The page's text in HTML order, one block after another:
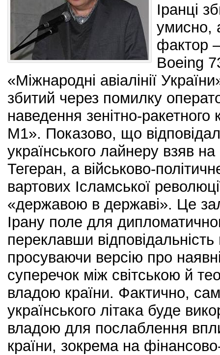
Іранці
умисно,
фактор
Boeing
«Міжнародні авіалінії
збитий через помилку
наведення зенітно-
М1». Показово, що
українського лайнеру взяв
Тегеран, а військово-
вартових Ісламської
«державою в державі». Це
Ірану поле для
переклавши
просуваючи версію про
суперечок між світською й
владою країни. Фактично,
українського літака буде
владою для послаблення
країни, зокрема на